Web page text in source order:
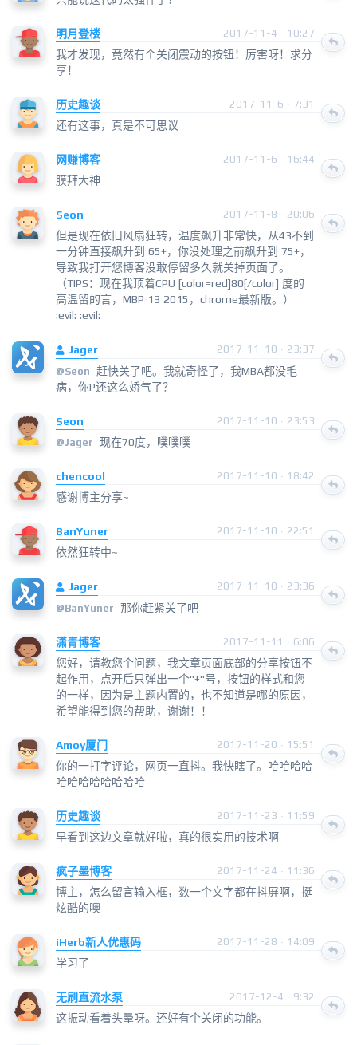
明月登楼 2017-11-4 · 10:27
我才发现，竟然有个关闭震动的按钮！厉害呀！求分
享！
历史趣谈 2017-11-6 · 7:31
还有这事，真是不可思议
网赚博客 2017-11-6 · 16:44
膜拜大神
Seon 2017-11-8 · 20:06
但是现在依旧风扇狂转，温度飙升非常快，从43不到
一分钟直接飙升到 65+，你没处理之前飙升到 75+，
导致我打开您博客没敢停留多久就关掉页面了。
（TIPS：现在我顶着CPU [color=red]80[/color] 度的
高温留的言，MBP 13 2015，chrome最新版。）
:evil: :evil:
Jager
2017-11-10 · 23:37
@Seon 赶快关了吧。我就奇怪了，我MBA都没毛
病，你P还这么娇气了？
Seon
2017-11-10 · 23:53
@Jager 现在70度，噗噗噗
chencool 2017-11-10 · 18:42
感谢博主分享~
BanYuner 2017-11-10 · 22:51
依然狂转中~
Jager
2017-11-10 · 23:36
@BanYuner 那你赶紧关了吧
潇青博客 2017-11-11 · 6:06
您好，请教您个问题，我文章页面底部的分享按钮不
起作用，点开后只弹出一个"+"号，按钮的样式和您
的一样，因为是主题内置的，也不知道是哪的原因，
希望能得到您的帮助，谢谢！！
Amoy厦门 2017-11-20 · 15:51
你的一打字评论，网页一直抖。我快瞎了。哈哈哈哈
哈哈哈哈哈哈哈哈
历史趣谈 2017-11-23 · 11:59
早看到这边文章就好啦，真的很实用的技术啊
疯子墨博客 2017-11-24 · 11:36
博主，怎么留言输入框，数一个文字都在抖屏啊，挺
炫酷的噢
iHerb新人优惠码 2017-11-28 · 14:09
学习了
无刷直流水泵 2017-12-4 · 9:32
这振动看着头晕呀。还好有个关闭的功能。